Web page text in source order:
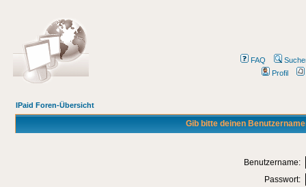
FAQ
Profil
IPaid Foren-Übersicht
Gib bitte deinen
Benutzername:
Passwort: